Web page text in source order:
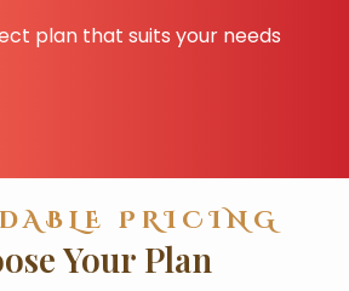
plan that suits your needs
PRICING
Your Plan